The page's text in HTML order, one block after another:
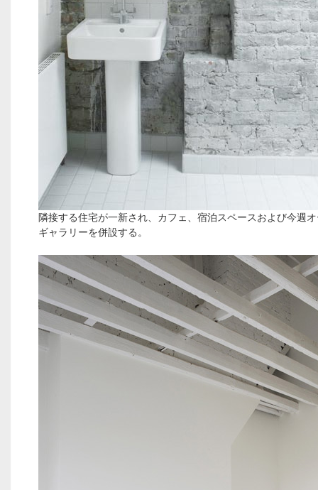
隣接する住宅が一新され、カフェ、宿泊スペースおよび今週
ギャラリーを併設する。